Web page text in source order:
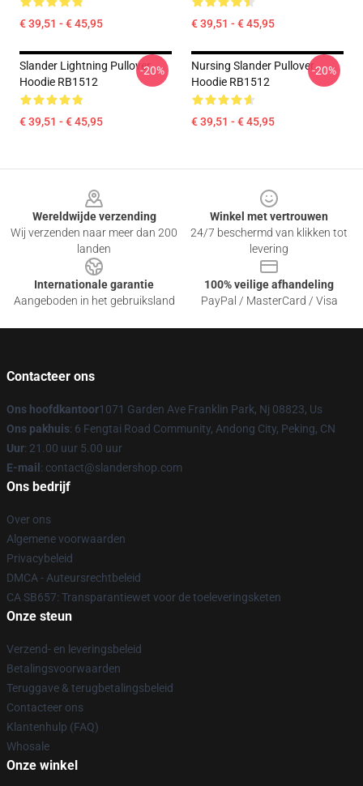
€ 39,51 - € 45,95 € 39,51 - € 45,95
Slander Lightning Pullover
Hoodie RB1512
€ 39,51 - € 45,95
-20%
Nursing Slander Pullover
Hoodie RB1512
€ 39,51 - € 45,95
-20%
Wereldwijde verzending
Wij verzenden naar meer dan 200
landen
Winkel met vertrouwen
24/7 beschermd van klikken tot
levering
Internationale garantie
Aangeboden in het gebruiksland
100% veilige afhandeling
PayPal / MasterCard / Visa
Contacteer ons
Ons hoofdkantoor1071 Garden Ave Franklin Park, Nj 08823, Us
Ons pakhuis: 6 Fengtai Road Community, Andong City, Peking, CN
Uur: 21.00 uur 5.00 uur
E-mail : contact@slandershop.com
Ons bedrijf
Over ons
Algemene voorwaarden
Privacybeleid
DMCA - Auteursrechtbeleid
CA SB657: Transparantiewet voor de toeleveringsketen
Onze steun
Verzend- en leveringsbeleid
Betalingsvoorwaarden
Teruggave & terugbetalingsbeleid
Contacteer ons
Klantenhulp (FAQ)
Whosale
Onze winkel